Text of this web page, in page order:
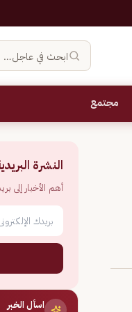
ابحث في عاجل…
مجتمع
النشرة
أهم الأخبار إلى
اسأل الخبر